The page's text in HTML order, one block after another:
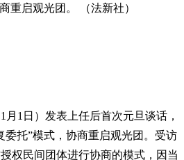
重启观光团。 （法新社）
1日）发表上任后首次元旦谈话，
委托”模式，协商重启观光团。受访
权民间团体进行协商的模式，因当